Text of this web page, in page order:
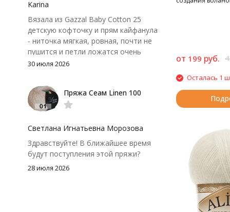
от 199 руб.
Осталась 1
крючок поудобнее.
Karina
Вязала из Gazzal Baby Cotton 25
детскую кофточку и прям кайфанула
- ниточка мягкая, ровная, почти не
пушится и петли ложатся очень
аккуратно. После стирки полотно
потеряло, цвет тоже не стал
тусклее. Единственный нюанс -
моточки маленькие, расход лучше
чуть-чуть не хватило))
30 июля 2026
Пряжа Сеам Linen 100
Светлана Игнатьевна Морозова
Здравствуйте! В ближайшее время
будут поступления этой пряжи?
28 июля 2026